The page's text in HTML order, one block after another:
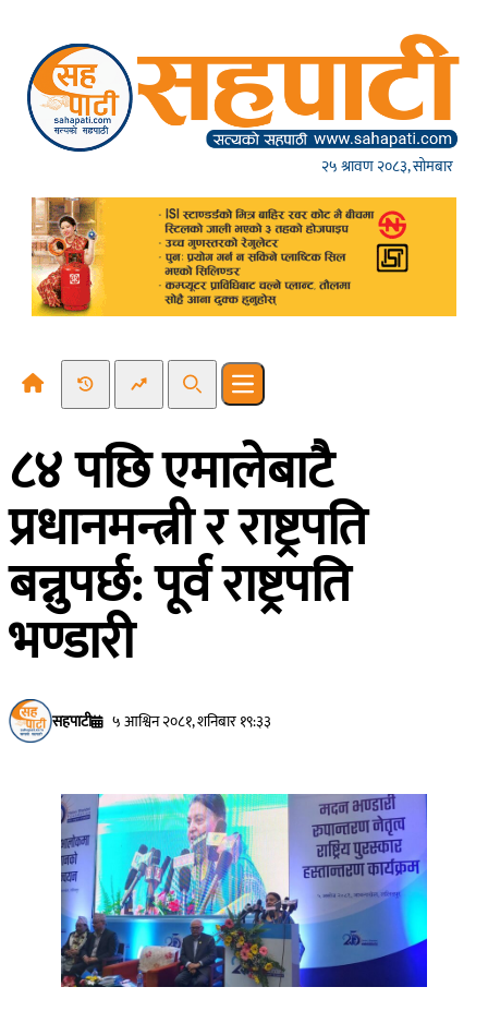
२५ श्रावण २०८३, सोमबार
Recent NewsTrending News
SearchOpen main menu
८४ पछि एमालेबाटै
प्रधानमन्त्री र राष्ट्रपति
बन्नुपर्छ: पूर्व राष्ट्रपति
भण्डारी
सहपाटी ५ आश्विन २०८१, शनिबार १९:३३